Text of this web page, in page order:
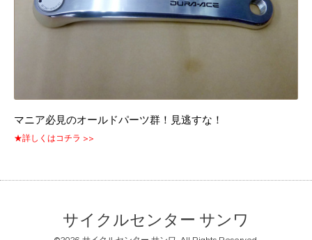
マニア必見のオールドパーツ群！見逃すな！
★詳しくはコチラ >>
サイクルセンター サンワ